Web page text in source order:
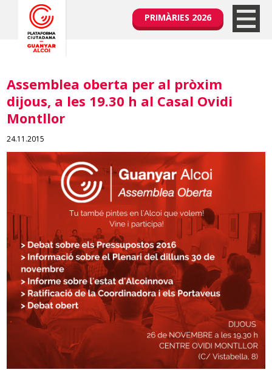
PRIMÀRIES 2026
Assemblea oberta per al pròxim
dijous, a les 19.30 h al Casal Ovidi
Montllor
24.11.2015